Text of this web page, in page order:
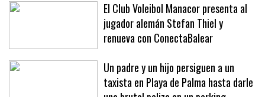
El Club Voleibol Manacor presenta al
jugador alemán Stefan Thiel y
renueva con ConectaBalear
Un padre y un hijo persiguen a un
taxista en Playa de Palma hasta darle